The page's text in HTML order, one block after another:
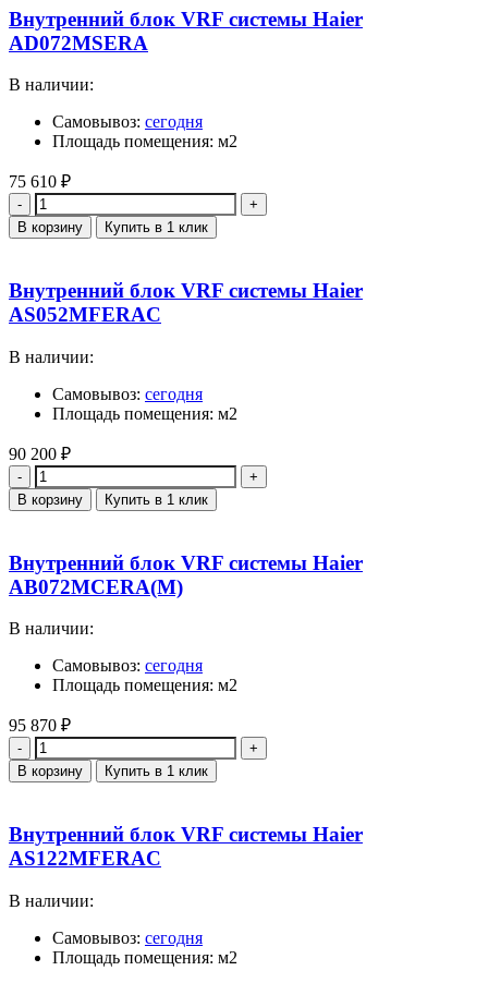
Внутренний блок VRF системы Haier
AD072MSERA
В наличии:
Самовывоз: сегодня
Площадь помещения: м2
75 610 ₽
Количество
В корзину Купить в 1 клик
Внутренний блок VRF системы Haier
AS052MFERAC
В наличии:
Самовывоз: сегодня
Площадь помещения: м2
90 200 ₽
Количество
В корзину Купить в 1 клик
Внутренний блок VRF системы Haier
AB072MCERA(M)
В наличии:
Самовывоз: сегодня
Площадь помещения: м2
95 870 ₽
Количество
В корзину Купить в 1 клик
Внутренний блок VRF системы Haier
AS122MFERAC
В наличии:
Самовывоз: сегодня
Площадь помещения: м2